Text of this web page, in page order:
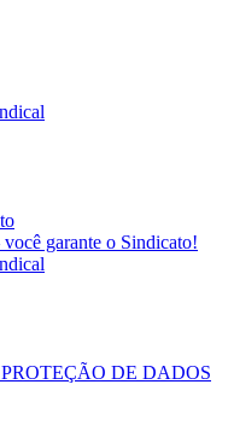
garante o Sindicato!
DE DADOS